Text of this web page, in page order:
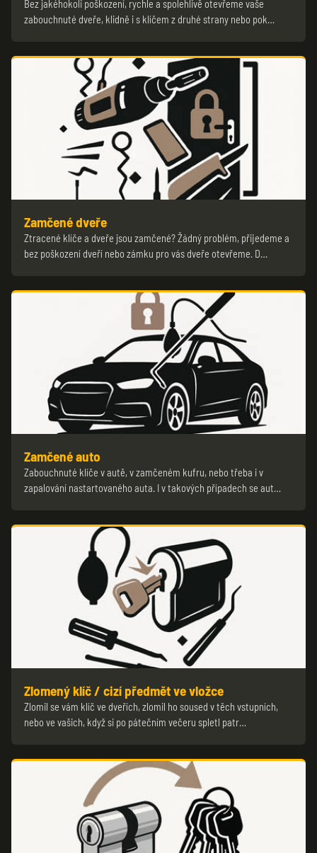
Bez jakéhokoli poškození, rychle a spolehlivě otevřeme vaše
zabouchnuté dveře, klidně i s klíčem z druhé strany nebo pok…
Zamčené dveře
Ztracené klíče a dveře jsou zamčené? Žádný problém, přijedeme a
bez poškození dveří nebo zámku pro vás dveře otevřeme. D…
Zamčené auto
Zabouchnuté klíče v autě, v zamčeném kufru, nebo třeba i v
zapalování nastartovaného auta. I v takových případech se aut…
Zlomený klíč / cizí předmět ve vložce
Zlomil se vám klíč ve dveřích, zlomil ho soused v těch vstupních,
nebo ve vašich, když si po pátečním večeru spletl patr…